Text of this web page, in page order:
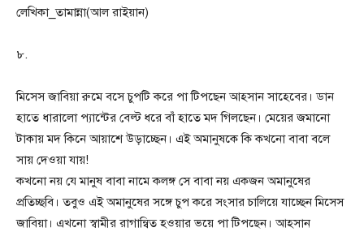
লেখিকা_তামান্না(আল রাইয়ান)
৮.
মিসেস জাবিয়া রুমে বসে চুপটি করে পা টিপছেন আহসান সাহেবের। ডান
হাতে ধারালো প্যান্টের বেল্ট ধরে বাঁ হাতে মদ গিলছেন। মেয়ের জমানো
টাকায় মদ কিনে আয়াশে উড়াচ্ছেন। এই অমানুষকে কি কখনো বাবা বলে
সায় দেওয়া যায়!
কখনো নয় যে মানুষ বাবা নামে কলঙ্গ সে বাবা নয় একজন অমানুষের
প্রতিচ্ছবি। তবুও এই অমানুষের সঙ্গে চুপ করে সংসার চালিয়ে যাচ্ছেন মিসেস
জাবিয়া। এখনো স্বামীর রাগান্বিত হওয়ার ভয়ে পা টিপছেন। আহসান